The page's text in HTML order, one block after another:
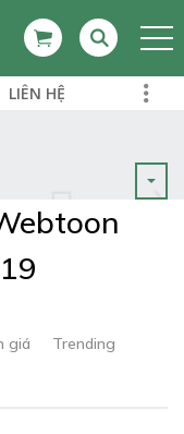
LIÊN HỆ
giá Trending